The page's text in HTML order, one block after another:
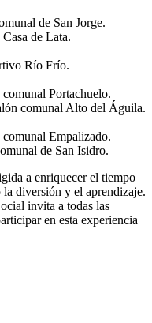
de San Jorge.
de Lata.
Río Frío.
Portachuelo.
comunal Alto del Águila.
Empalizado.
de San Isidro.
a enriquecer el tiempo
diversión y el aprendizaje.
invita a todas las
en esta experiencia